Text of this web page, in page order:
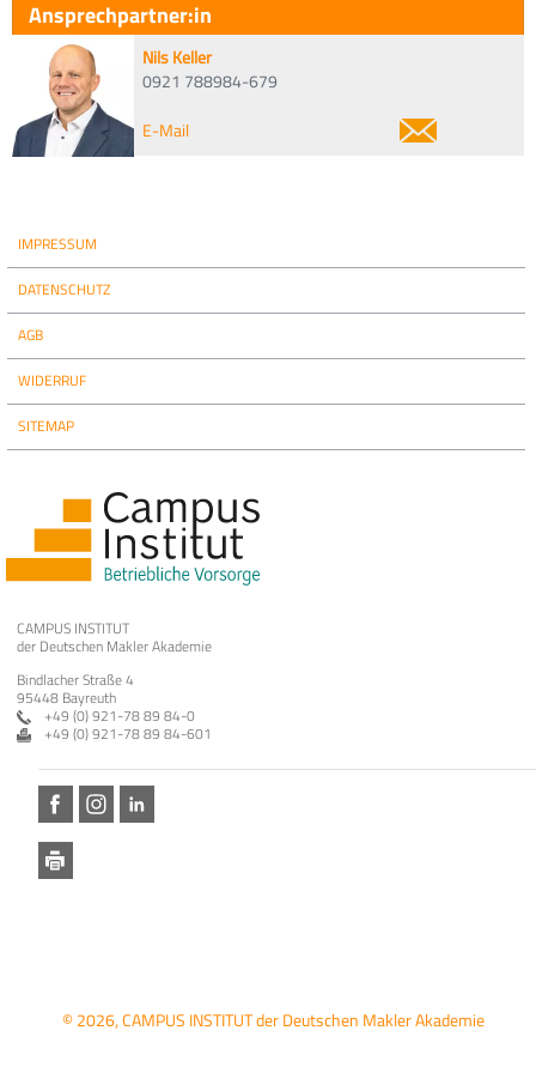
Ansprechpartner:in
Nils Keller
0921 788984-679
E-Mail
IMPRESSUM
DATENSCHUTZ
AGB
WIDERRUF
SITEMAP
CAMPUS INSTITUT
der Deutschen Makler Akademie
Bindlacher Straße 4
95448 Bayreuth
+49 (0) 921-78 89 84-0
+49 (0) 921-78 89 84-601
© 2026, CAMPUS INSTITUT der Deutschen Makler Akademie